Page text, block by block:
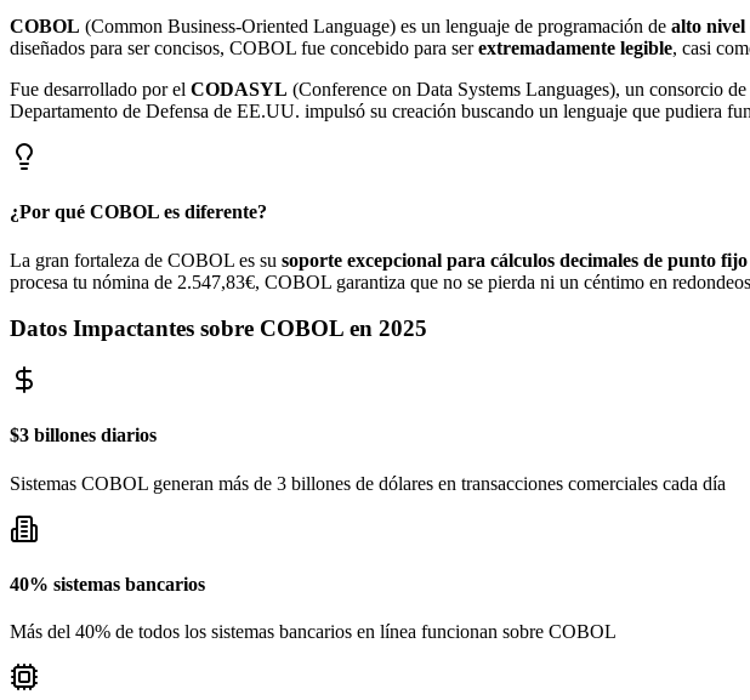
COBOL (Common Business-Oriented Language) es un lenguaje de programación de alto nivel
diseñados para ser concisos, COBOL fue concebido para serextremadamente legible, casi
Fue desarrollado por el CODASYL (Conference on Data Systems Languages), un consorcio
Departamento de Defensa de EE.UU. impulsó su creación buscando un lenguaje que pudiera
¿Por qué COBOL es diferente?
La gran fortaleza de COBOL es su soporte excepcional para cálculos decimales de punto
procesa tu nómina de 2.547,83€, COBOL garantiza que no se pierda ni un céntimo en
Datos Impactantes sobre COBOL en 2025
$3 billones diarios
Sistemas COBOL generan más de 3 billones de dólares en transacciones comerciales cada día
40% sistemas bancarios
Más del 40% de todos los sistemas bancarios en línea funcionan sobre COBOL